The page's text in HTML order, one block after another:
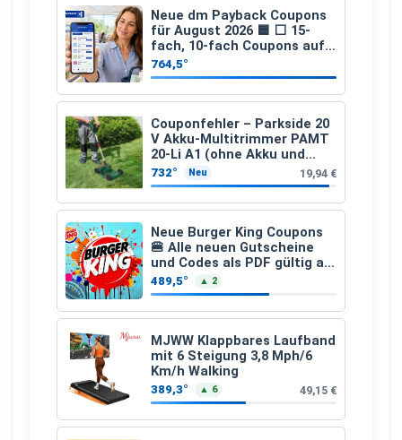
Neue dm Payback Coupons
für August 2026 🟦 ⬜ 15-
fach, 10-fach Coupons auf
den gesamten Einkauf ab 2
€
764,5°
Couponfehler – Parkside 20
V Akku-Multitrimmer PAMT
20-Li A1 (ohne Akku und
Ladegerät)
732° Neu 19,94 €
Neue Burger King Coupons
🍔 Alle neuen Gutscheine
und Codes als PDF gültig ab
25.07.2026 bis 04.09.2026
489,5° ▲ 2
MJWW Klappbares Laufband
mit 6 Steigung 3,8 Mph/6
Km/h Walking
389,3° ▲ 6 49,15 €